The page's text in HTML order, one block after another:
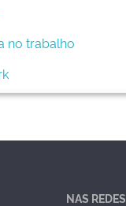
no trabalho
NAS REDES